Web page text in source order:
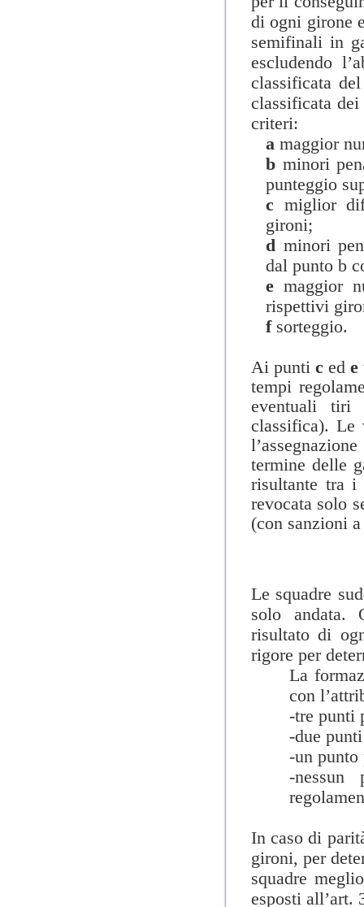
di ogni girone
semifinali in
escludendo
classificata
classificata
criteri:
amaggior
b minori
punteggio
c miglior
gironi;
d minori
dal punto b
emaggior
rispettivi
f sorteggio.
Ai punti c ed e
tempi
eventuali
classifica). Le
termine delle
risultante tra i
revocata solo
(con sanzioni
Le squadre
solo andata.
risultato di
rigore per
La
con
-tre punti
-due
-un punto
-
In caso di
gironi, per
squadre
esposti all’art.